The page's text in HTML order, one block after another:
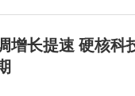
增长提速 硬核科